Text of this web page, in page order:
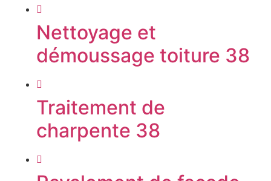
Nettoyage et
démoussage toiture 38
Traitement de
charpente 38